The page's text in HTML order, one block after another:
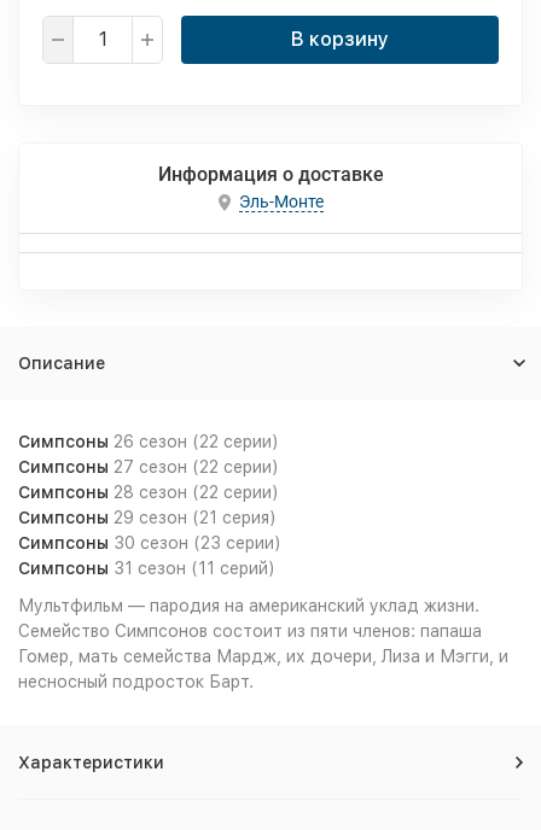
В корзину
Информация о доставке
Эль-Монте
Описание
Симпсоны 26 сезон (22 серии)
Симпсоны 27 сезон (22 серии)
Симпсоны 28 сезон (22 серии)
Симпсоны 29 сезон (21 серия)
Симпсоны 30 сезон (23 серии)
Симпсоны 31 сезон (11 серий)
Мультфильм — пародия на американский уклад жизни.
Семейство Симпсонов состоит из пяти членов: папаша
Гомер, мать семейства Мардж, их дочери, Лиза и Мэгги, и
несносный подросток Барт.
Характеристики